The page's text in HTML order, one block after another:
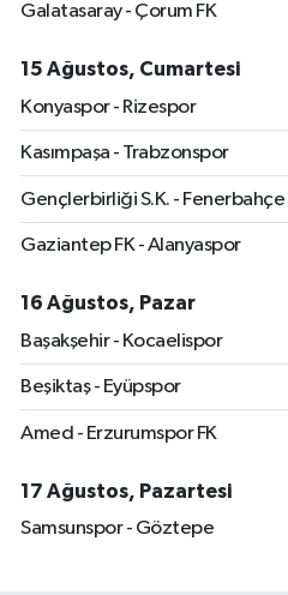
Galatasaray - Çorum FK
15 Ağustos, Cumartesi
Konyaspor - Rizespor
Kasımpaşa - Trabzonspor
Gençlerbirliği S.K. - Fenerbahçe
Gaziantep FK - Alanyaspor
16 Ağustos, Pazar
Başakşehir - Kocaelispor
Beşiktaş - Eyüpspor
Amed - Erzurumspor FK
17 Ağustos, Pazartesi
Samsunspor - Göztepe